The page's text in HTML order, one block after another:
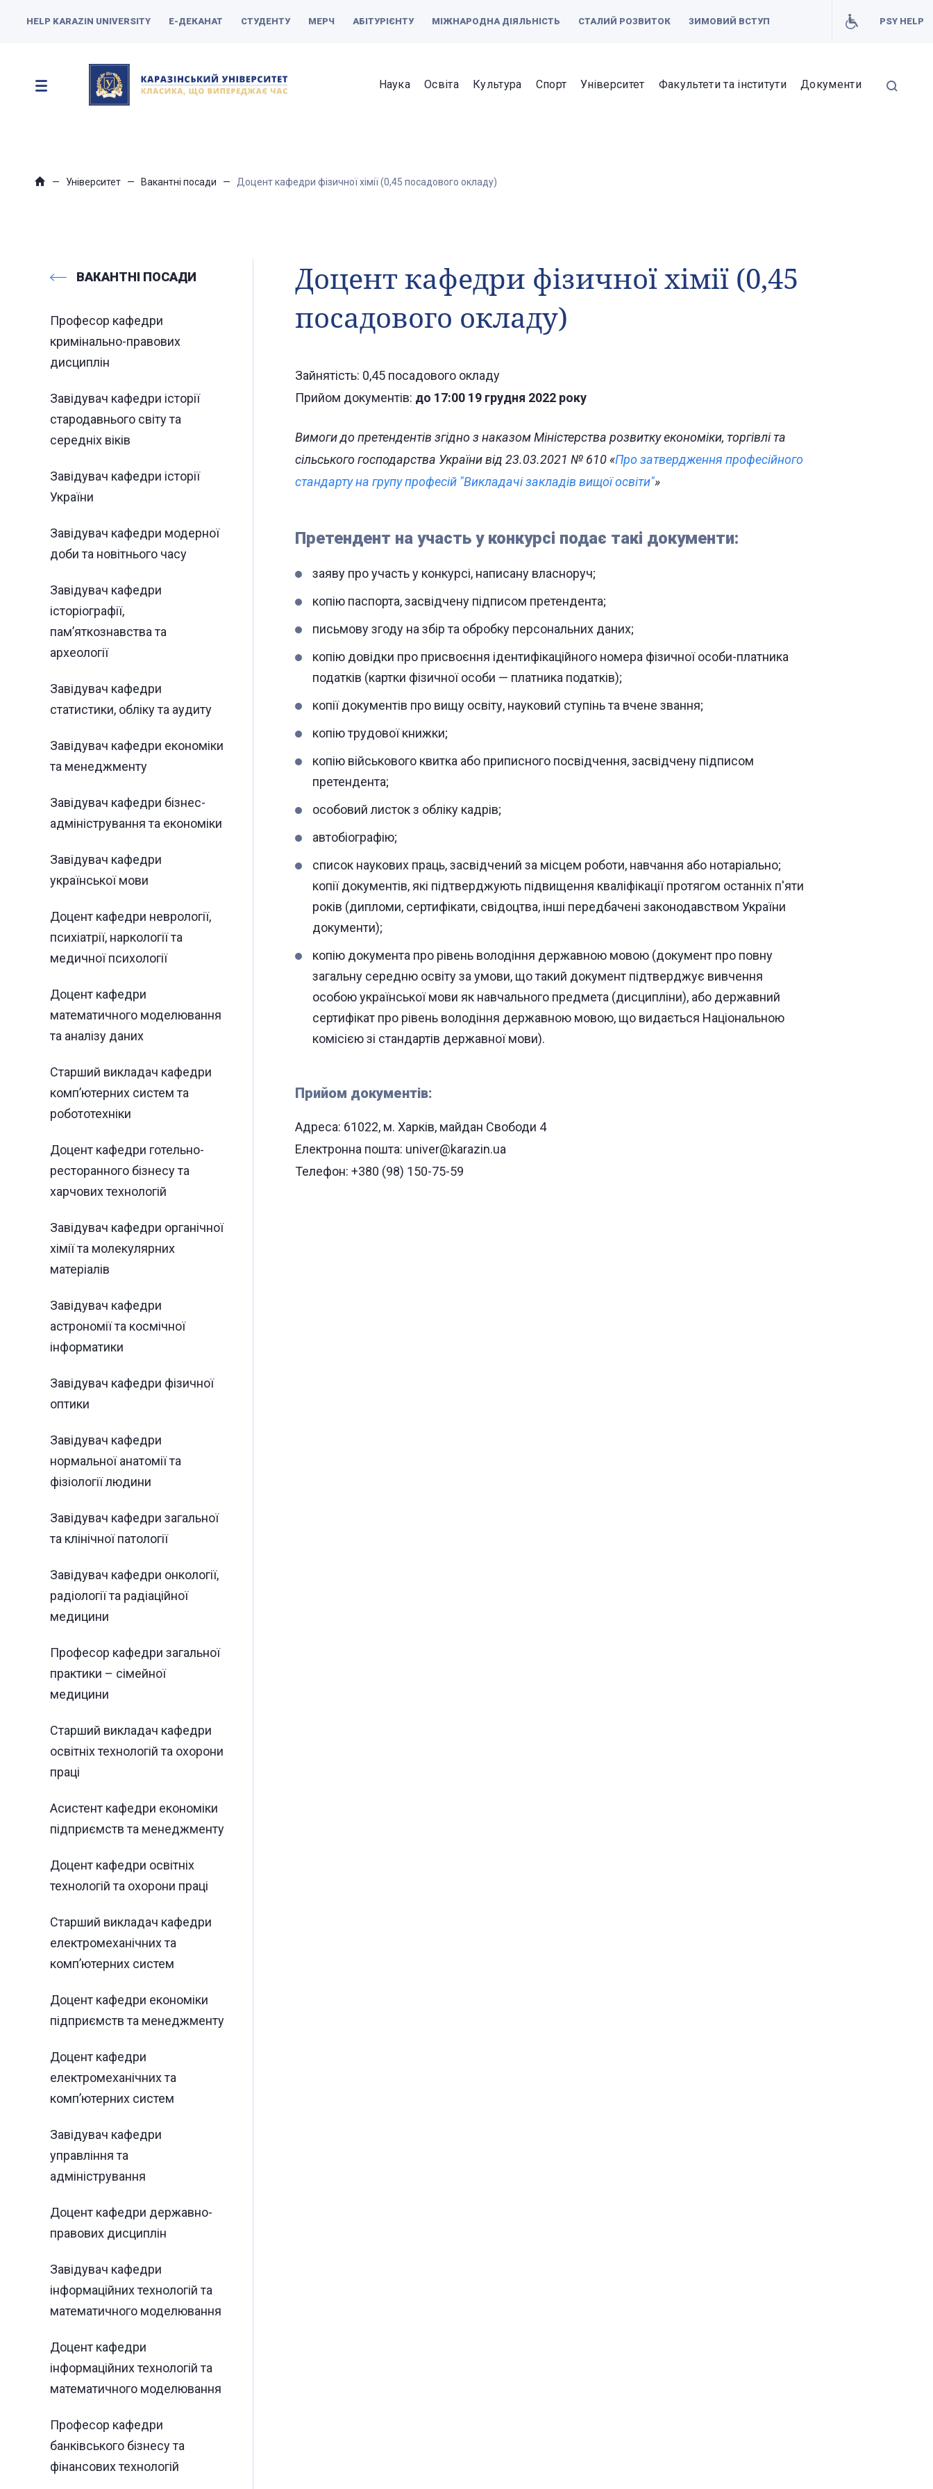
HELP KARAZIN UNIVERSITY Е-ДЕКАНАТ СТУДЕНТУ МЕРЧ АБІТУРІЄНТУ МІЖНАРОДНА ДІЯЛЬНІСТЬ СТАЛИЙ РОЗВИТОК ЗИМОВИЙ ВСТУП PSY HELP
Наука Освіта Культура Спорт Університет Факультети та інститути Документи
Університет Вакантні посади Доцент кафедри фізичної хімії (0,45 посадового окладу)
ВАКАНТНІ ПОСАДИ
Професор кафедри
кримінально-правових
дисциплін
Завідувач кафедри історії
стародавнього світу та
середніх віків
Завідувач кафедри історії
України
Завідувач кафедри модерної
доби та новітнього часу
Завідувач кафедри
історіографії,
пам’яткознавства та
археології
Завідувач кафедри
статистики, обліку та аудиту
Завідувач кафедри економіки
та менеджменту
Завідувач кафедри бізнес-
адміністрування та економіки
Завідувач кафедри
української мови
Доцент кафедри неврології,
психіатрії, наркології та
медичної психології
Доцент кафедри
математичного моделювання
та аналізу даних
Старший викладач кафедри
комп’ютерних систем та
робототехніки
Доцент кафедри готельно-
ресторанного бізнесу та
харчових технологій
Завідувач кафедри органічної
хімії та молекулярних
матеріалів
Завідувач кафедри
астрономії та космічної
інформатики
Завідувач кафедри фізичної
оптики
Завідувач кафедри
нормальної анатомії та
фізіології людини
Завідувач кафедри загальної
та клінічної патології
Завідувач кафедри онкології,
радіології та радіаційної
медицини
Професор кафедри загальної
практики – сімейної
медицини
Старший викладач кафедри
освітніх технологій та охорони
праці
Асистент кафедри економіки
підприємств та менеджменту
Доцент кафедри освітніх
технологій та охорони праці
Старший викладач кафедри
електромеханічних та
комп’ютерних систем
Доцент кафедри економіки
підприємств та менеджменту
Доцент кафедри
електромеханічних та
комп’ютерних систем
Завідувач кафедри
управління та
адміністрування
Доцент кафедри державно-
правових дисциплін
Завідувач кафедри
інформаційних технологій та
математичного моделювання
Доцент кафедри
інформаційних технологій та
математичного моделювання
Професор кафедри
банківського бізнесу та
фінансових технологій
Доцент кафедри фізичної хімії (0,45
посадового окладу)
Зайнятість: 0,45 посадового окладу
Прийом документів: до 17:00 19 грудня 2022 року
Вимоги до претендентів згідно з наказом Міністерства розвитку економіки, торгівлі та
сільського господарства України від 23.03.2021 № 610 «Про затвердження професійного
стандарту на групу професій "Викладачі закладів вищої освіти"»
Претендент на участь у конкурсі подає такі документи:
заяву про участь у конкурсі, написану власноруч;
копію паспорта, засвідчену підписом претендента;
письмову згоду на збір та обробку персональних даних;
копію довідки про присвоєння ідентифікаційного номера фізичної особи-платника
податків (картки фізичної особи — платника податків);
копії документів про вищу освіту, науковий ступінь та вчене звання;
копію трудової книжки;
копію військового квитка або приписного посвідчення, засвідчену підписом
претендента;
особовий листок з обліку кадрів;
автобіографію;
список наукових праць, засвідчений за місцем роботи, навчання або нотаріально;
копії документів, які підтверджують підвищення кваліфікації протягом останніх п'яти
років (дипломи, сертифікати, свідоцтва, інші передбачені законодавством України
документи);
копію документа про рівень володіння державною мовою (документ про повну
загальну середню освіту за умови, що такий документ підтверджує вивчення
особою української мови як навчального предмета (дисципліни), або державний
сертифікат про рівень володіння державною мовою, що видається Національною
комісією зі стандартів державної мови).
Прийом документів:
Адреса: 61022, м. Харків, майдан Свободи 4
Електронна пошта: univer@karazin.ua
Телефон: +380 (98) 150-75-59